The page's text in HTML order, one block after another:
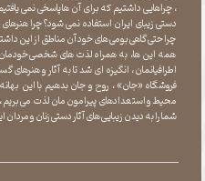
، چراهایی داشتیم که برای آن ها پاسخی نمی
دستی زیبای ایران استفاده نمی شود؟چرا
چرا حتی گاهی بومی های خود آن مناطق از این
همه این ها، به همراه لذت های شخصی
اطرافیانمان ، انگیزه ای شد تا به آثار و هنرهای
فروشگاه «جان» ، روح و جان بدهیم با این
محیط و استعدادهای پیرامون مان لذت می بریم ،
شما را به دیدن زیبایی های آثار دستی زنان و